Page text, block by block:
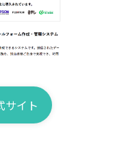
サイト